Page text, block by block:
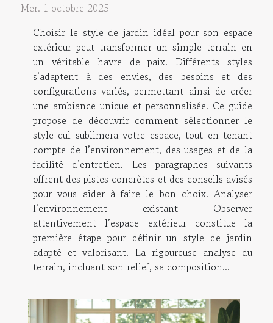
Mer. 1 octobre 2025
Choisir le style de jardin idéal pour son espace
extérieur peut transformer un simple terrain en
un véritable havre de paix. Différents styles
s’adaptent à des envies, des besoins et des
configurations variés, permettant ainsi de créer
une ambiance unique et personnalisée. Ce guide
propose de découvrir comment sélectionner le
style qui sublimera votre espace, tout en tenant
compte de l’environnement, des usages et de la
facilité d’entretien. Les paragraphes suivants
offrent des pistes concrètes et des conseils avisés
pour vous aider à faire le bon choix. Analyser
l’environnement existant Observer
attentivement l’espace extérieur constitue la
première étape pour définir un style de jardin
adapté et valorisant. La rigoureuse analyse du
terrain, incluant son relief, sa composition...